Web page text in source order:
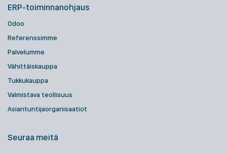
ERP-toiminnanohjaus
Odoo
Referenssimme
Palvelumme
Vähittäiskauppa
Tukkukauppa
Valmistava teollisuus
Asiantuntijaorganisaatiot
Seuraa meitä